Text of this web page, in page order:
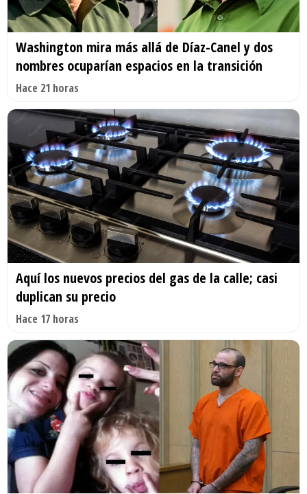
Washington mira más allá de Díaz-Canel y dos
nombres ocuparían espacios en la transición
Hace 21 horas
Aquí los nuevos precios del gas de la calle; casi
duplican su precio
Hace 17 horas